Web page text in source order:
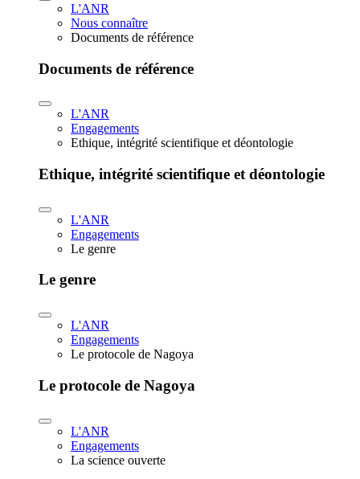
L'ANR
Nous connaître
Documents de référence
Documents de référence
L'ANR
Engagements
Ethique, intégrité scientifique et déontologie
Ethique, intégrité scientifique et déontologie
L'ANR
Engagements
Le genre
Le genre
L'ANR
Engagements
Le protocole de Nagoya
Le protocole de Nagoya
L'ANR
Engagements
La science ouverte